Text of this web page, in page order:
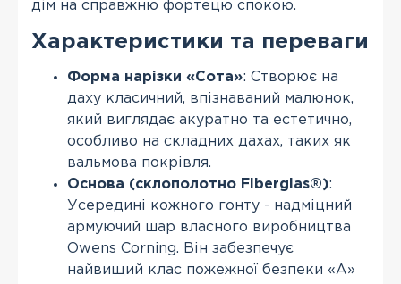
дім на справжню фортецю спокою.
Характеристики та переваги
Форма нарізки «Сота»: Створює на
даху класичний, впізнаваний малюнок,
який виглядає акуратно та естетично,
особливо на складних дахах, таких як
вальмова покрівля.
Основа (склополотно Fiberglas®):
Усередині кожного гонту - надміцний
армуючий шар власного виробництва
Owens Corning. Він забезпечує
найвищий клас пожежної безпеки «А»